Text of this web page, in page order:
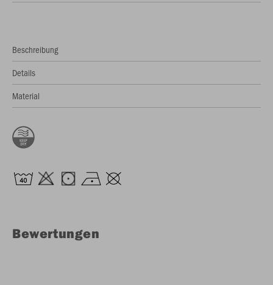
Beschreibung
Details
Material
Bewertungen